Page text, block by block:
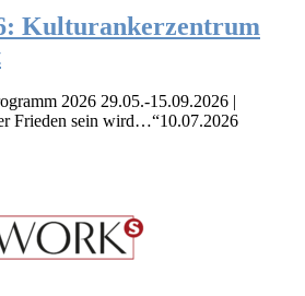
Kulturankerzentrum
2026 29.05.-15.09.2026 |
Frieden sein wird…“10.07.2026